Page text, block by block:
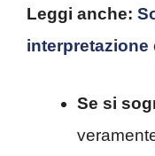
Leggi anche:
interpretazione
Se si